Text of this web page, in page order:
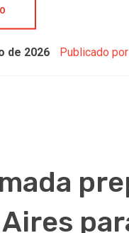
de 2026 Publicado por